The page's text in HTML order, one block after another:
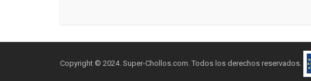
Copyright © 2024. Super-Chollos.com. Todos los derechos reservados.